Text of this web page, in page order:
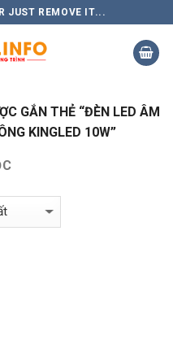
JUST REMOVE IT...
GẮN THẺ “ĐÈN LED ÂM
KINGLED 10W”